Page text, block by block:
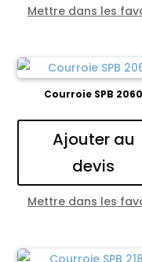
Mettre dans les
Courroie SPB 2060
Ajouter au
devis
Mettre dans les